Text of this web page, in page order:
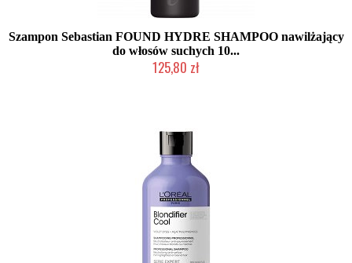
Szampon Sebastian FOUND HYDRE SHAMPOO nawilżający
do włosów suchych 10...
125,80 zł